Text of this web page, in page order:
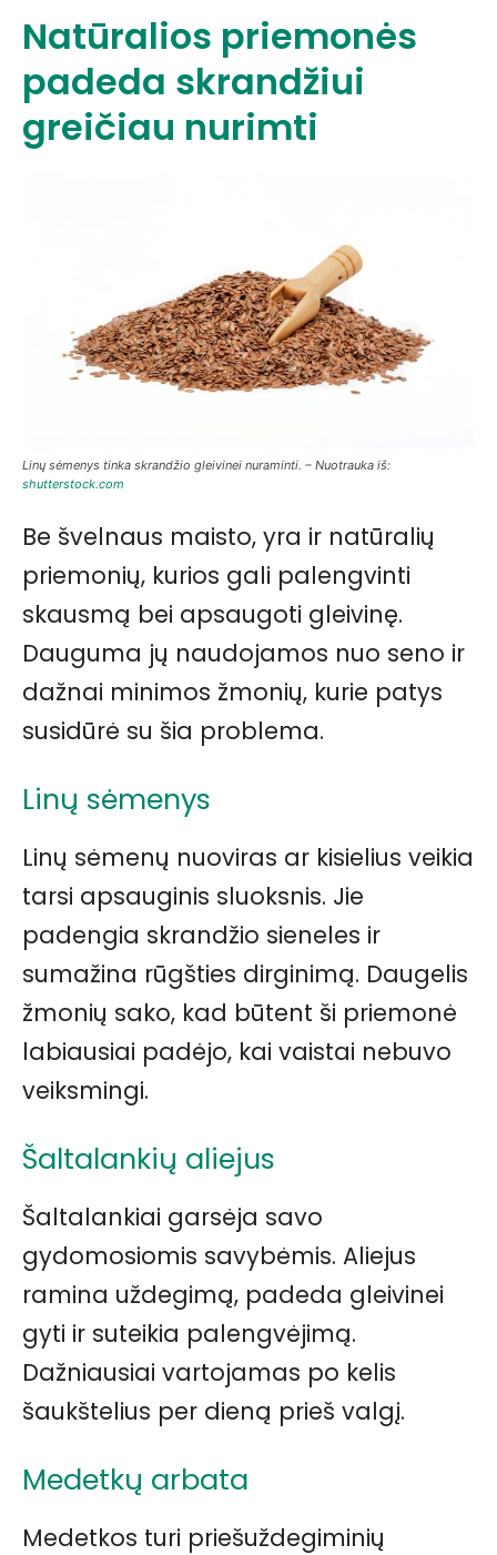
Natūralios priemonės
padeda skrandžiui
greičiau nurimti
Linų sėmenys tinka skrandžio gleivinei nuraminti. – Nuotrauka iš:
shutterstock.com
Be švelnaus maisto, yra ir natūralių
priemonių, kurios gali palengvinti
skausmą bei apsaugoti gleivinę.
Dauguma jų naudojamos nuo seno ir
dažnai minimos žmonių, kurie patys
susidūrė su šia problema.
Linų sėmenys
Linų sėmenų nuoviras ar kisielius veikia
tarsi apsauginis sluoksnis. Jie
padengia skrandžio sieneles ir
sumažina rūgšties dirginimą. Daugelis
žmonių sako, kad būtent ši priemonė
labiausiai padėjo, kai vaistai nebuvo
veiksmingi.
Šaltalankių aliejus
Šaltalankiai garsėja savo
gydomosiomis savybėmis. Aliejus
ramina uždegimą, padeda gleivinei
gyti ir suteikia palengvėjimą.
Dažniausiai vartojamas po kelis
šaukštelius per dieną prieš valgį.
Medetkų arbata
Medetkos turi priešuždegiminių